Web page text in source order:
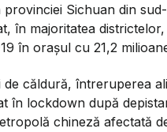
Sichuan din
în majoritatea
în orașul cu 21,2
căldură, întreruperea
în lockdown după
chineză afectată